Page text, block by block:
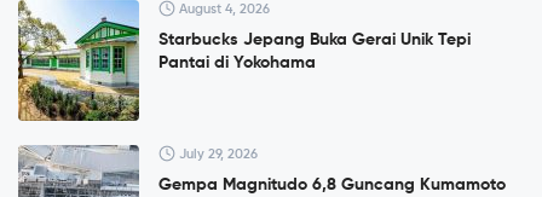
August 4, 2026
Starbucks Jepang Buka Gerai Unik Tepi
Pantai di Yokohama
July 29, 2026
Gempa Magnitudo 6,8 Guncang Kumamoto